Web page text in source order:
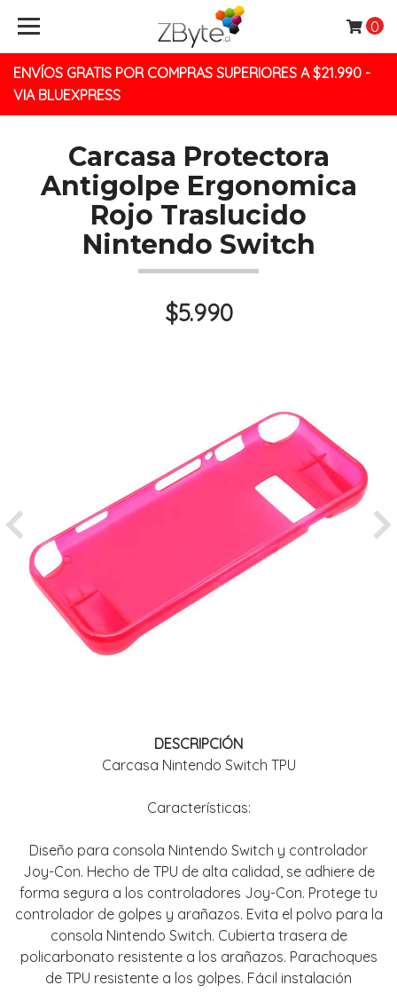
ENVÍOS GRATIS POR COMPRAS SUPERIORES A $21.990 -
VIA BLUEXPRESS
0
Carcasa Protectora
Antigolpe Ergonomica
Rojo Traslucido
Nintendo Switch
$5.990
Previous
DESCRIPCIÓN
Carcasa Nintendo Switch TPU
Características:
Diseño para consola Nintendo Switch y controlador
Joy-Con. Hecho de TPU de alta calidad, se adhiere de
forma segura a los controladores Joy-Con. Protege tu
controlador de golpes y arañazos. Evita el polvo para la
consola Nintendo Switch. Cubierta trasera de
policarbonato resistente a los arañazos. Parachoques
de TPU resistente a los golpes. Fácil instalación